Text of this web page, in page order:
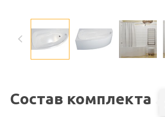
Состав комплекта